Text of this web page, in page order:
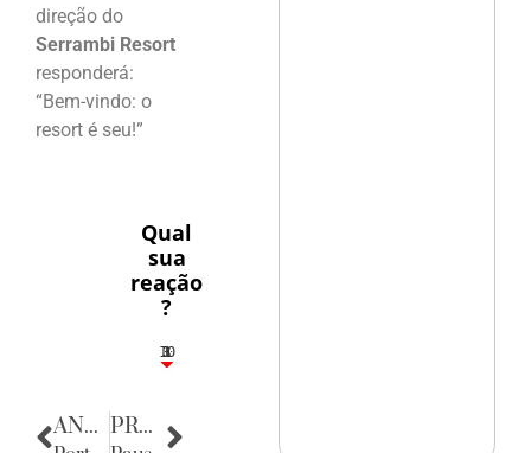
direção do
Serrambi Resort
responderá:
“Bem-vindo: o
resort é seu!”
Qual
sua
reação
?
3
1
1
3
10
ANTERIOR PRÓXIMA